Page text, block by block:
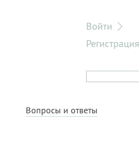
Войти
Регистрация
Вопросы и ответы